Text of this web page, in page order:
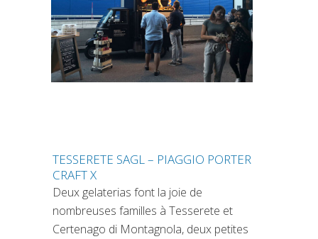
TESSERETE SAGL – PIAGGIO PORTER
CRAFT X
Deux gelaterias font la joie de
nombreuses familles à Tesserete et
Certenago di Montagnola, deux petites